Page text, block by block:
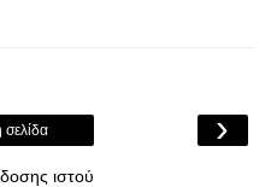
›
σελίδα
ιστού